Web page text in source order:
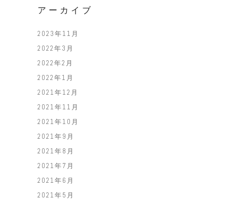
アーカイブ
2023年11月
2022年3月
2022年2月
2022年1月
2021年12月
2021年11月
2021年10月
2021年9月
2021年8月
2021年7月
2021年6月
2021年5月